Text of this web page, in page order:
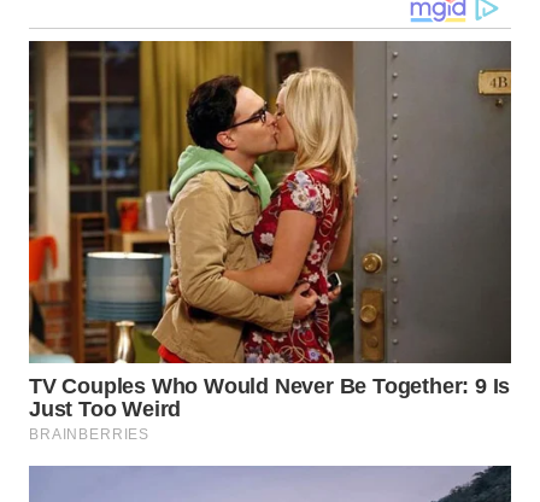
MALUKU
WN
MALUT
WN
DAIRI
WN
DANAU
TOBA
WN
NIAS